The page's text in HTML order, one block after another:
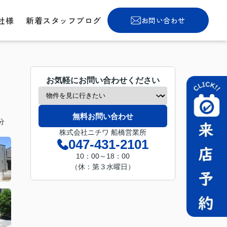
様 新着スタッフブログ お問い合わせ
お気軽にお問い合わせください
無料お問い合わせ
株式会社ニチワ 船橋営業所
047-431-2101
10：00～18：00
（休：第３水曜日）